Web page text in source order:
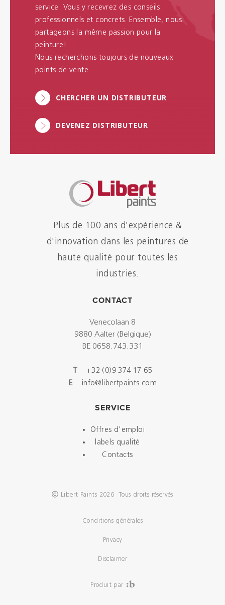
service. Vous y recevrez des conseils
professionnels et concrets. Ensemble, nous
partageons la même passion pour la
peinture!
Nous recherchons toujours de nouveaux
points de vente.
CHERCHER UN DISTRIBUTEUR
DEVENEZ DISTRIBUTEUR
Plus de 100 ans d'expérience &
d'innovation dans les peintures de
haute qualité pour toutes les
industries.
CONTACT
Venecolaan 8
9880 Aalter (Belgique)
BE 0658.743.331
+32 (0)9 374 17 65
E info@libertpaints.com
SERVICE
Offres d'emploi
labels qualité
Contacts
Libert Paints 2026 Tous droits réservés
Conditions générales
Privacy
Disclaimer
Produit par